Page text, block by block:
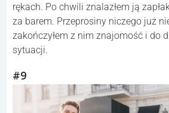
rękach. Po chwili znalazłem ją
za barem. Przeprosiny niczego już
zakończyłem z nim znajomość i do
sytuacji.
#9